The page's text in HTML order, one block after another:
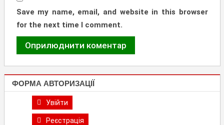
Save my name, email, and website in this browser
for the next time I comment.
ФОРМА АВТОРИЗАЦІЇ
Увійти
Реєстрація